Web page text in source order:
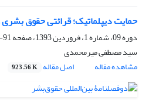
حمایت دیپلماتیک؛ قرائتی حقوق
دوره 09، شماره 1، فروردین 1393، صفحه
91-114
سید مصطفی میرمحمدی
مشاهده مقاله
اصل مقاله 923.56 K